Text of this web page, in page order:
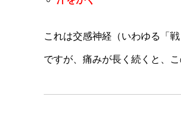
これは交感神経（いわゆる「
ですが、痛みが長く続くと、